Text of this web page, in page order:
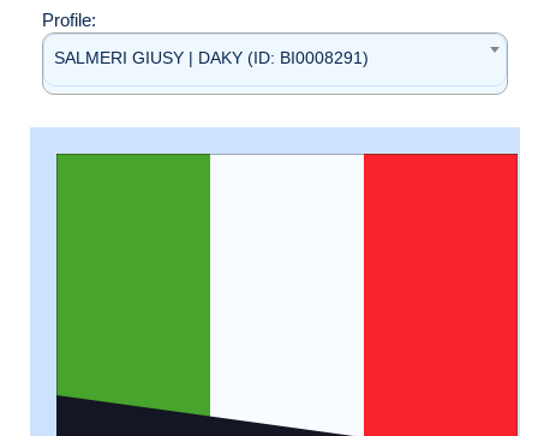
Profile:
SALMERI GIUSY | DAKY (ID: BI0008291)